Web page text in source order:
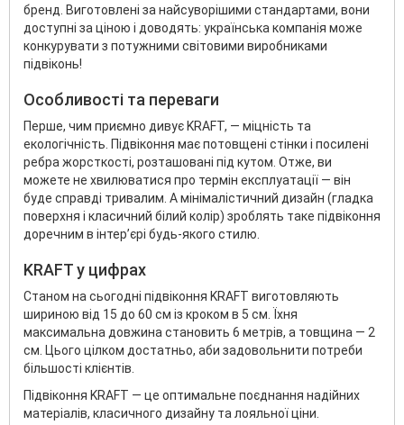
бренд. Виготовлені за найсуворішими стандартами, вони
доступні за ціною і доводять: українська компанія може
конкурувати з потужними світовими виробниками
підвіконь!
Особливості та переваги
Перше, чим приємно дивує KRAFT, — міцність та
екологічність. Підвіконня має потовщені стінки і посилені
ребра жорсткості, розташовані під кутом. Отже, ви
можете не хвилюватися про термін експлуатації — він
буде справді тривалим. А мінімалістичний дизайн (гладка
поверхня і класичний білий колір) зроблять таке підвіконня
доречним в інтер’єрі будь-якого стилю.
KRAFT у цифрах
Станом на сьогодні підвіконня KRAFT виготовляють
шириною від 15 до 60 см із кроком в 5 см. Їхня
максимальна довжина становить 6 метрів, а товщина — 2
см. Цього цілком достатньо, аби задовольнити потреби
більшості клієнтів.
Підвіконня KRAFT — це оптимальне поєднання надійних
матеріалів, класичного дизайну та лояльної ціни.